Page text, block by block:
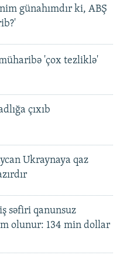
günahımdır ki, ABŞ
'çox tezliklə'
çıxıb
Ukraynaya qaz
səfiri qanunsuz
olunur: 134 min dollar